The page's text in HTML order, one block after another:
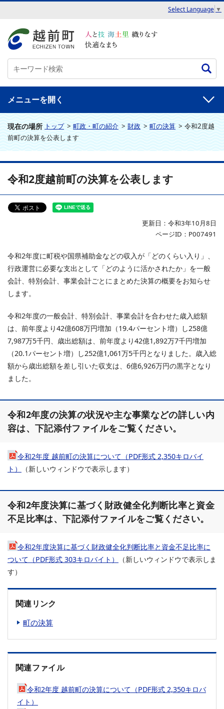
Select Language ▼
メニュー
現在の場所 トップ>町政・町の紹介>財政>町の決算>令和2度越
前町の決算を公表します
令和2度越前町の決算を公表します
更新日：令和3年10月8日
ページID：P007491
令和2年度に町税や国県補助金などの収入が「どのくらい入り」、
行政運営に必要な支出として「どのように活かされたか」を一般
会計、特別会計、事業会計ごとにまとめた決算の概要をお知らせ
します。
令和2年度の一般会計、特別会計、事業会計を合わせた歳入総額
は、前年度より42億608万円増加（19.4パーセント増）し258億
7,987万5千円、歳出総額は、前年度より42億1,892万7千円増加
（20.1パーセント増）し252億1,061万5千円となりました。歳入総
額から歳出総額を差し引いた収支は、6億6,926万円の黒字となり
ました。
令和2年度の決算の状況や主な事業などの詳しい内
容は、下記添付ファイルをご覧ください。
令和2年度 越前町の決算について（PDF形式 2,350キロバイ
ト）
（新しいウィンドウで表示します）
令和2年度決算に基づく財政健全化判断比率と資金
不足比率は、下記添付ファイルをご覧ください。
令和2年度決算に基づく財政健全化判断比率と資金不足比率に
ついて（PDF形式 303キロバイト）
（新しいウィンドウで表示しま
す）
関連リンク
町の決算
関連ファイル
令和2年度 越前町の決算について（PDF形式 2,350キロバ
イト）